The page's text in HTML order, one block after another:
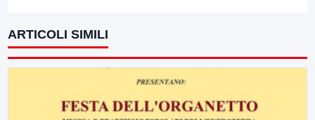
ARTICOLI SIMILI